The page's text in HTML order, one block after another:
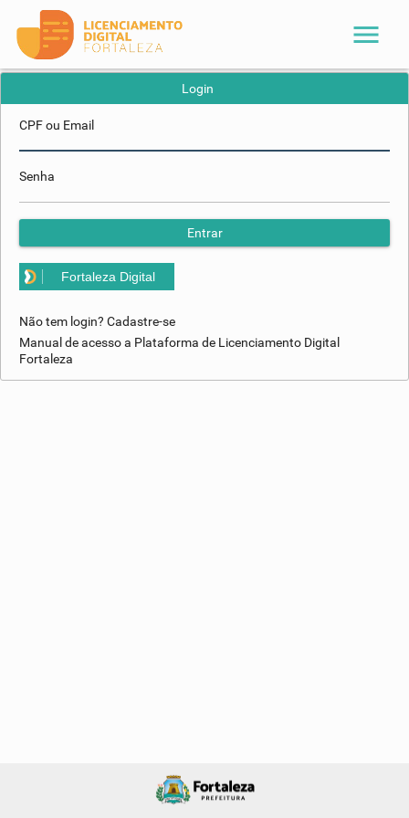
menu
Login
CPF ou Email
Senha
Entrar
Fortaleza Digital
Não tem login? Cadastre-se
Manual de acesso a Plataforma de Licenciamento Digital
Fortaleza